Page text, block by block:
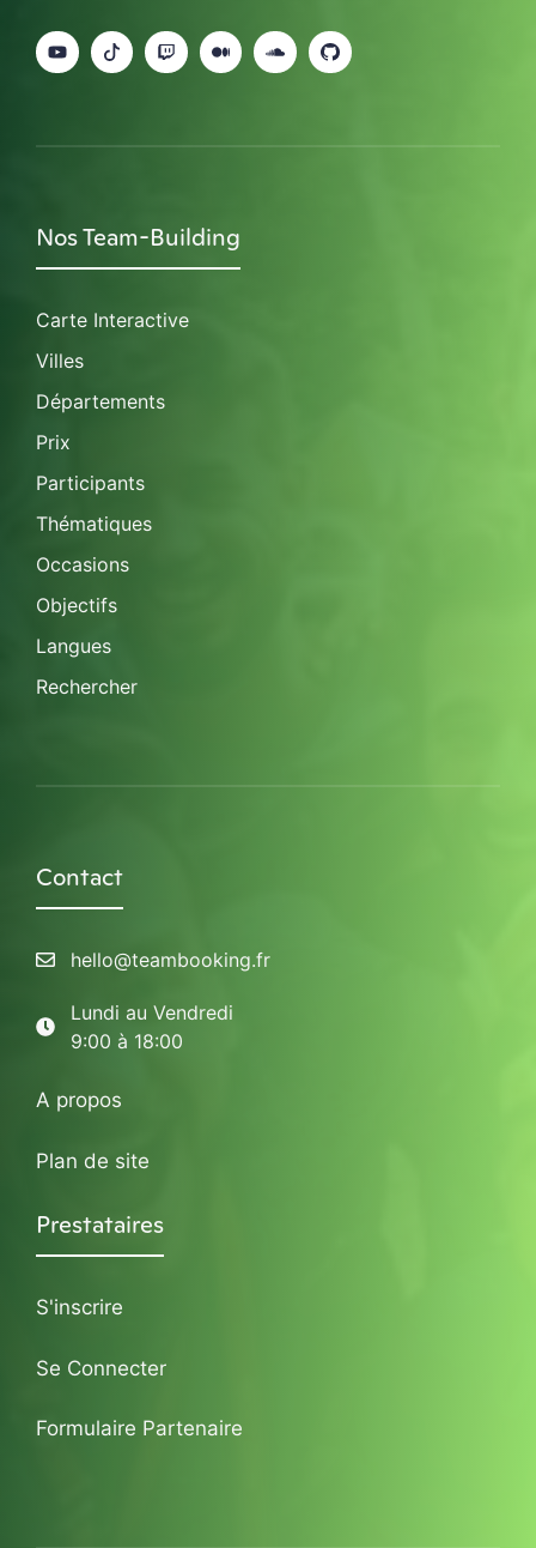
Nos Team-Building
Carte Interactive
Villes
Départements
Prix
Participants
Thématiques
Occasions
Objectifs
Langues
Rechercher
Contact
hello@teambooking.fr
Lundi au Vendredi
9:00 à 18:00
A propos
Plan de site
Prestataires
S'inscrire
Se Connecter
Formulaire Partenaire